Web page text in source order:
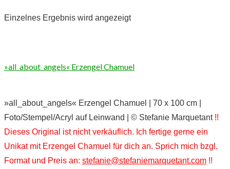
Einzelnes Ergebnis wird angezeigt
»all_about_angels« Erzengel Chamuel
»all_about_angels« Erzengel Chamuel | 70 x 100 cm |
Foto/Stempel/Acryl auf Leinwand | © Stefanie Marquetant !!
Dieses Original ist nicht verkäuflich. Ich fertige gerne ein
Unikat mit Erzengel Chamuel für dich an. Sprich mich bzgl.
Format und Preis an: stefanie@stefaniemarquetant.com !!